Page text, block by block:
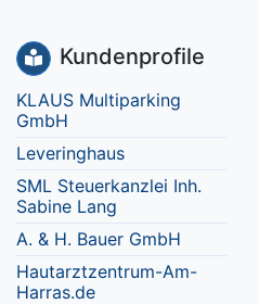
Kundenprofile
KLAUS Multiparking
GmbH
Leveringhaus
SML Steuerkanzlei Inh.
Sabine Lang
A. & H. Bauer GmbH
Hautarztzentrum-Am-
Harras.de